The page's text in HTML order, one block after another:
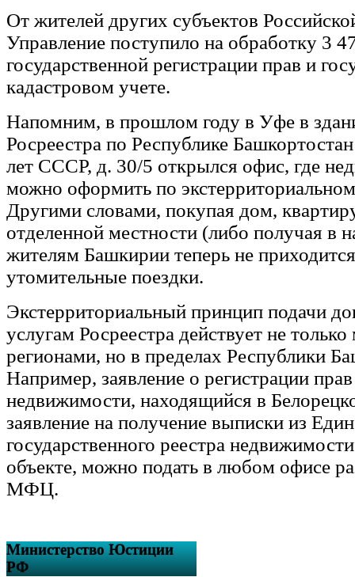
От жителей других субъектов
Управление поступило на обработку 3
государственной регистрации прав и
кадастровом учете.
Напомним, в прошлом году в Уфе в
Росреестра по Республике
лет СССР, д. 30/5 открылся офис, где
можно оформить по
Другими словами, покупая дом,
отделенной местности (либо получая в
жителям Башкирии теперь не
утомительные поездки.
Экстерриториальный принцип подачи
услугам Росреестра действует не
регионами, но в пределах Республики
Например, заявление о регистрации
недвижимости, находящийся в
заявление на получение выписки из
государственного реестра
объекте, можно подать в любом офисе
МФЦ.
Министерство Юстиции
РФ